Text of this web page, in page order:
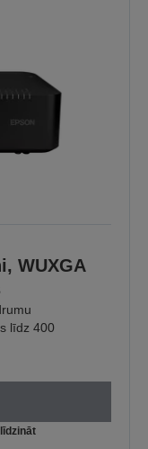
WUXGA
līdz 400